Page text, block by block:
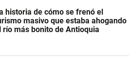
historia de cómo se frenó el
masivo que estaba ahogando
río más bonito de Antioquia